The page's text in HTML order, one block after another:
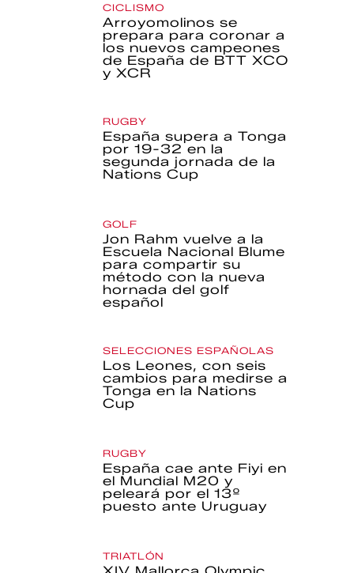
CICLISMO
Arroyomolinos se
prepara para coronar a
los nuevos campeones
de España de BTT XCO
y XCR
RUGBY
España supera a Tonga
por 19-32 en la
segunda jornada de la
Nations Cup
GOLF
Jon Rahm vuelve a la
Escuela Nacional Blume
para compartir su
método con la nueva
hornada del golf
español
SELECCIONES ESPAÑOLAS
Los Leones, con seis
cambios para medirse a
Tonga en la Nations
Cup
RUGBY
España cae ante Fiyi en
el Mundial M20 y
peleará por el 13º
puesto ante Uruguay
TRIATLÓN